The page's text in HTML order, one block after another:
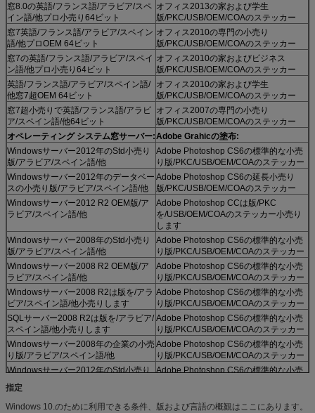
窓8.0の英語/フランス語/アラビア/スペ
イン語/他プロ小売り64ビット
オフィス2013の家および学生
版/PKC/USB/OEM/COAのステッカー
窓7英語/フランス語/アラビア/スペイン
語/他プロOEM 64ビット
オフィス2010の専門の小売り
版/PKC/USB/OEM/COAのステッカー
窓7の英語/フランス語/アラビア/スペイ
ン語/他プロ小売り64ビット
オフィス2010の家およびビジネス
版/PKC/USB/OEM/COAのステッカー
英語/フランス語/アラビア/スペイン語/
他窓7超OEM 64ビット
オフィス2010の家および学生
版/PKC/USB/OEM/COAのステッカー
窓7超小売りで英語/フランス語/アラビ
ア/スペイン語/他64ビット
オフィス2007の専門の小売り
版/PKC/USB/OEM/COAのステッカー
オペレーティング システム窓サーバー:Adobe Grahicの塗布:
Windowsサーバー2012年のStd小売り
版/アラビア/スペイン語/他
Adobe Photoshop CS6の標準的な小売
り版/PKC/USB/OEM/COAのステッカー
Windowsサーバー2012年のデータベー
スの小売り版/アラビア/スペイン語/他
Adobe Photoshop CS6の延長小売り
版/PKC/USB/OEM/COAのステッカー
Windowsサーバー2012 R2 OEM版/ア
ラビア/スペイン語/他
Adobe Photoshop CCは版/PKC
を/USB/OEM/COAのステッカー小売り
します
Windowsサーバー2008年のStd小売り
版/アラビア/スペイン語/他
Adobe Photoshop CS6の標準的な小売
り版/PKC/USB/OEM/COAのステッカー
Windowsサーバー2008 R2 OEM版/ア
ラビア/スペイン語/他
Adobe Photoshop CS6の標準的な小売
り版/PKC/USB/OEM/COAのステッカー
Windowsサーバー2008 R2は版を/アラ
ビア/スペイン語/他小売りします
Adobe Photoshop CS6の標準的な小売
り版/PKC/USB/OEM/COAのステッカー
SQLサーバー2008 R2は版を/アラビア/
スペイン語/他小売りします
Adobe Photoshop CS6の標準的な小売
り版/PKC/USB/OEM/COAのステッカー
Windowsサーバー2008年の企業の小売
り版/アラビア/スペイン語/他
Adobe Photoshop CS6の標準的な小売
り版/PKC/USB/OEM/COAのステッカー
Windowsサーバー2012年のStd小売り
版/アラビア/スペイン語/他
Adobe Photoshop CS6の標準的な小売
版/アラビア/スペイン語/他
り版/PKC/USB/OEM/COAのステッカー
指定
Windows 10.のために利用できる条件、版および言語の概観はここにあります。